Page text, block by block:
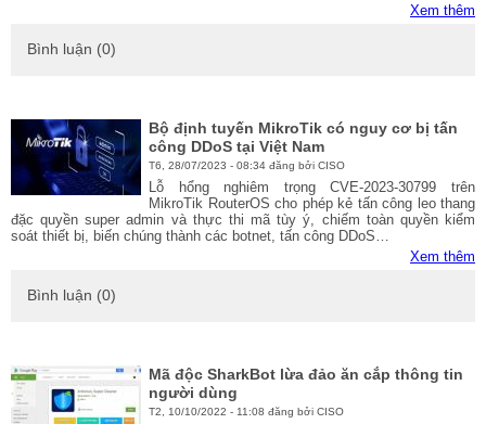
Xem thêm
Bình luận (0)
Bộ định tuyến MikroTik có nguy cơ bị tấn
công DDoS tại Việt Nam
T6, 28/07/2023 - 08:34 đăng bởi CISO
Lỗ hổng nghiêm trọng CVE-2023-30799 trên
MikroTik RouterOS cho phép kẻ tấn công leo thang
đặc quyền super admin và thực thi mã tùy ý, chiếm toàn quyền kiểm
soát thiết bị, biến chúng thành các botnet, tấn công DDoS…
Xem thêm
Bình luận (0)
Mã độc SharkBot lừa đảo ăn cắp thông tin
người dùng
T2, 10/10/2022 - 11:08 đăng bởi CISO